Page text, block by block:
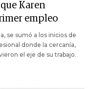
Karen
empleo
se sumó a los inicios de
donde la cercanía,
el eje de su trabajo.